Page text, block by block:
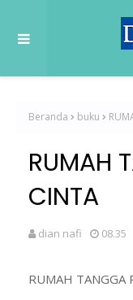
Beranda buku
RUMAH
CINTA
dian nafi 08.35
RUMAH TANGGA